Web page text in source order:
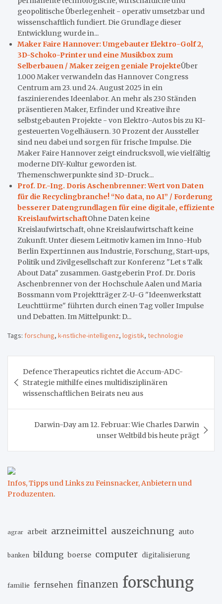
geopolitische Überlegenheit - operativ umsetzbar und
wissenschaftlich fundiert. Die Grundlage dieser
Entwicklung wurde in...
Maker Faire Hannover: Umgebauter Elektro-Golf 2,
3D-Schoko-Printer und eine Musikbox zum
Selberbauen / Maker zeigen geniale ProjekteÜber
1.000 Maker verwandeln das Hannover Congress
Centrum am 23. und 24. August 2025 in ein
faszinierendes Ideenlabor. An mehr als 230 Ständen
präsentieren Maker, Erfinder und Kreative ihre
selbstgebauten Projekte - von Elektro-Autos bis zu KI-
gesteuerten Vogelhäusern. 30 Prozent der Aussteller
sind neu dabei und sorgen für frische Impulse. Die
Maker Faire Hannover zeigt eindrucksvoll, wie vielfältig
moderne DIY-Kultur geworden ist.
Themenschwerpunkte sind 3D-Druck...
Prof. Dr.-Ing. Doris Aschenbrenner: Wert von Daten
für die Recyclingbranche! “No data, no AI” / Forderung
besserer Datengrundlagen für eine digitale, effiziente
KreislaufwirtschaftOhne Daten keine
Kreislaufwirtschaft, ohne Kreislaufwirtschaft keine
Zukunft. Unter diesem Leitmotiv kamen im Inno-Hub
Berlin Expert:innen aus Industrie, Forschung, Start-ups,
Politik und Zivilgesellschaft zur Konferenz "Let s Talk
About Data" zusammen. Gastgeberin Prof. Dr. Doris
Aschenbrenner von der Hochschule Aalen und Maria
Bossmann vom Projektträger Z-U-G "Ideenwerkstatt
Leuchttürme" führten durch einen Tag voller Impulse
und Debatten. Im Mittelpunkt: D...
Tags: forschung, k-nstliche-intelligenz, logistik, technologie
Defence Therapeutics richtet die Accum-ADC-
Strategie mithilfe eines multidisziplinären
wissenschaftlichen Beirats neu aus
Darwin-Day am 12. Februar: Wie Charles Darwin
unser Weltbild bis heute prägt
Infos, Tipps und Links zu Feinsnacker, Anbietern und
Produzenten.
agrar arbeit arzneimittel auszeichnung auto
banken bildung boerse computer digitalisierung
familie fernsehen finanzen forschung